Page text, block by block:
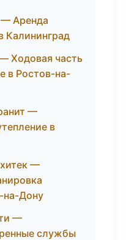
— Аренда
Калининград
Ходовая часть
в Ростов-на-
—
в
—
на-Дону
—
службы